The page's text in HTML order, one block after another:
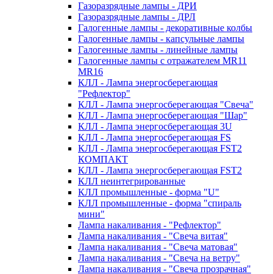
Газоразрядные лампы - ДРИ
Газоразрядные лампы - ДРЛ
Галогенные лампы - декоративные колбы
Галогенные лампы - капсульные лампы
Галогенные лампы - линейные лампы
Галогенные лампы с отражателем MR11
MR16
КЛЛ - Лампа энергосберегающая
"Рефлектор"
КЛЛ - Лампа энергосберегающая "Свеча"
КЛЛ - Лампа энергосберегающая "Шар"
КЛЛ - Лампа энергосберегающая 3U
КЛЛ - Лампа энергосберегающая FS
КЛЛ - Лампа энергосберегающая FST2
КОМПАКТ
КЛЛ - Лампа энергосберегающая FSТ2
КЛЛ неинтегрированные
КЛЛ промышленные - форма "U"
КЛЛ промышленные - форма "спираль
мини"
Лампа накаливания - "Рефлектор"
Лампа накаливания - "Свеча витая"
Лампа накаливания - "Свеча матовая"
Лампа накаливания - "Свеча на ветру"
Лампа накаливания - "Свеча прозрачная"